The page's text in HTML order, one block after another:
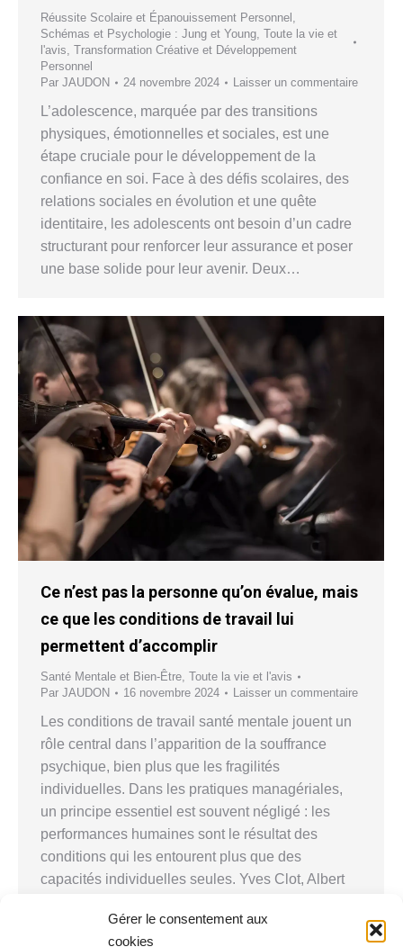
Gérer le consentement aux
cookies
Réussite Scolaire et Épanouissement Personnel ,
Schémas et Psychologie : Jung et Young, Toute la vie et
l'avis, Transformation Créative et Développement
Personnel
Par JAUDON 24 novembre 2024 Laisser un commentaire
L’adolescence, marquée par des transitions
physiques, émotionnelles et sociales, est une
étape cruciale pour le développement de la
confiance en soi. Face à des défis scolaires, des
relations sociales en évolution et une quête
identitaire, les adolescents ont besoin d’un cadre
structurant pour renforcer leur assurance et poser
une base solide pour leur avenir. Deux…
Ce n’est pas la personne qu’on évalue, mais
ce que les conditions de travail lui
permettent d’accomplir
Santé Mentale et Bien-Être Toute la vie et l'avis
Par JAUDON 16 novembre 2024 Laisser un commentaire
Les conditions de travail santé mentale jouent un
rôle central dans l’apparition de la souffrance
psychique, bien plus que les fragilités
individuelles. Dans les pratiques managériales,
un principe essentiel est souvent négligé : les
performances humaines sont le résultat des
conditions qui les entourent plus que des
capacités individuelles seules. Yves Clot, Albert